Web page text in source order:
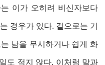
이가 오히려 비신자보다
경우가 있다. 겉으로는 기
남을 무시하거나 쉽게 화
도 적지 않다. 이처럼 말과